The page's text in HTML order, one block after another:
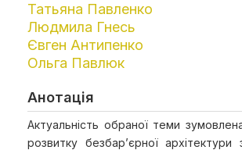
Татьяна Павленко
Людмила Гнесь
Євген Антипенко
Ольга Павлюк
Анотація
Актуальність обраної теми
розвитку безбар’єрної архітектури